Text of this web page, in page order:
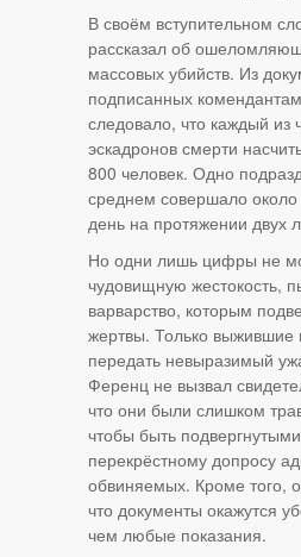
В своём вступительном
рассказал об
массовых убийств. Из
подписанных
следовало, что каждый из
эскадронов смерти
800 человек. Одно
среднем совершало около
день на протяжении двух
Но одни лишь цифры не
чудовищную жестокость,
варварство, которым
жертвы. Только выжившие
передать невыразимый
Ференц не вызвал
что они были слишком
чтобы быть подвергнутыми
перекрёстному допросу
обвиняемых. Кроме того,
что документы окажутся
чем любые показания.